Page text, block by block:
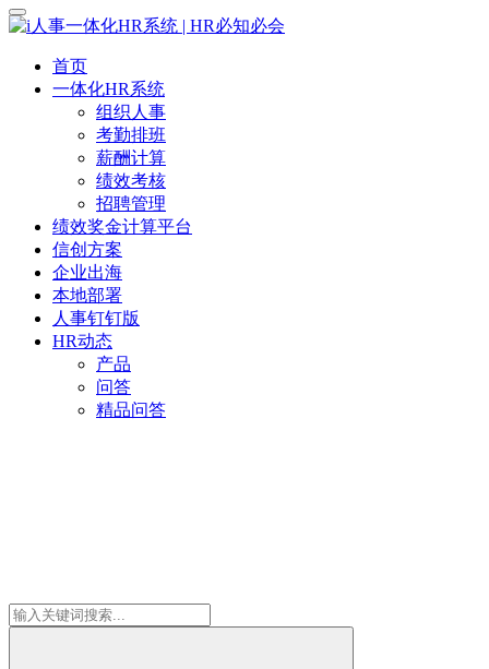
首页
一体化HR系统
组织人事
考勤排班
薪酬计算
绩效考核
招聘管理
绩效奖金计算平台
信创方案
企业出海
本地部署
人事钉钉版
HR动态
产品
问答
精品问答